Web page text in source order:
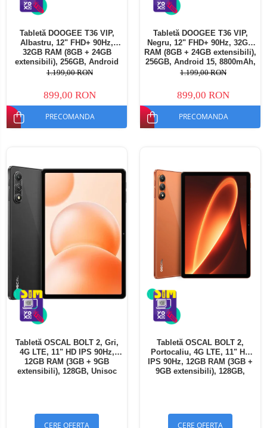
Tabletă DOOGEE T36 VIP,
Albastru, 12" FHD+ 90Hz,
32GB RAM (8GB + 24GB
extensibili), 256GB, Android
15, 8800mAh, Dual SIM
1.199,00 RON
899,00 RON
PRECOMANDA
Tabletă DOOGEE T36 VIP,
Negru, 12" FHD+ 90Hz, 32GB
RAM (8GB + 24GB extensibili),
256GB, Android 15, 8800mAh,
Dual SIM
1.199,00 RON
899,00 RON
PRECOMANDA
Tabletă OSCAL BOLT 2, Gri,
4G LTE, 11" HD IPS 90Hz,
12GB RAM (3GB + 9GB
extensibili), 128GB, Unisoc
CERE OFERTA
Tabletă OSCAL BOLT 2,
Portocaliu, 4G LTE, 11" HD
IPS 90Hz, 12GB RAM (3GB +
9GB extensibili), 128GB,
CERE OFERTA